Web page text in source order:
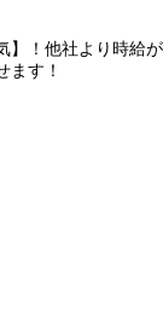
】！他社より時給が
ます！